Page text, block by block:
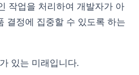
작업을 처리하여 개발자가 아
결정에 집중할 수 있도록 하는
있는 미래입니다.